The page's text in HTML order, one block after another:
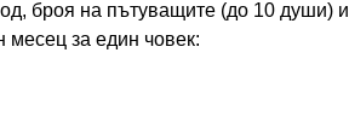
броя на пътуващите (до 10 души) и
месец за един човек: